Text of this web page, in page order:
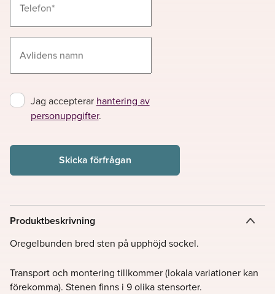
Telefon*
Avlidens namn
Jag accepterar hantering av
personuppgifter.
Skicka förfrågan
Produktbeskrivning
Oregelbunden bred sten på upphöjd sockel.
Transport och montering tillkommer (lokala variationer kan
förekomma). Stenen finns i 9 olika stensorter.